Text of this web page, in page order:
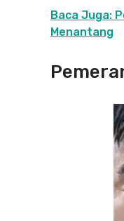
Baca Juga:
Menantang